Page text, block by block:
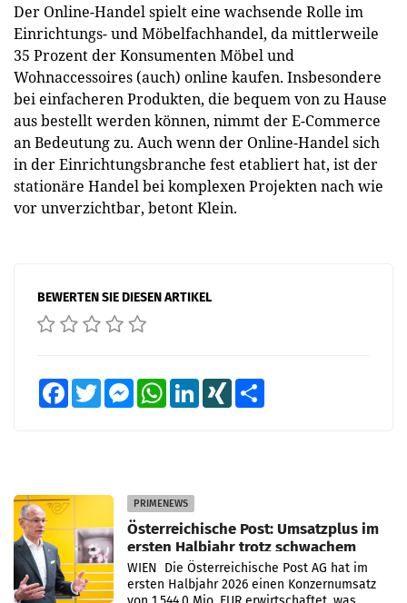
Der Online-Handel spielt eine wachsende Rolle im
Einrichtungs- und Möbelfachhandel, da mittlerweile
35 Prozent der Konsumenten Möbel und
Wohnaccessoires (auch) online kaufen. Insbesondere
bei einfacheren Produkten, die bequem von zu Hause
aus bestellt werden können, nimmt der E-Commerce
an Bedeutung zu. Auch wenn der Online-Handel sich
in der Einrichtungsbranche fest etabliert hat, ist der
stationäre Handel bei komplexen Projekten nach wie
vor unverzichtbar, betont Klein.
BEWERTEN SIE DIESEN ARTIKEL
FacebookTwitter MessengerWhatsAppLinkedInXING
PRIMENEWS
Österreichische Post: Umsatzplus im
ersten Halbjahr trotz schwachem
Briefgeschäft
WIEN Die Österreichische Post AG hat im
ersten Halbjahr 2026 einen Konzernumsatz